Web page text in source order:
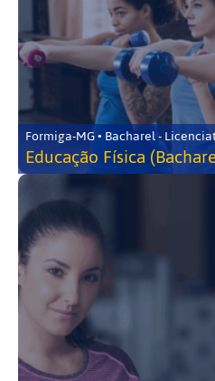
Formiga-MG • Bacharel -
Educação Física